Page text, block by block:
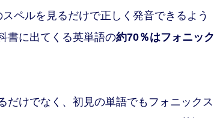
ペルを見るだけで正しく発音できるよう
書に出てくる英単語の約70％はフォニック
だけでなく、初見の単語でもフォニックス